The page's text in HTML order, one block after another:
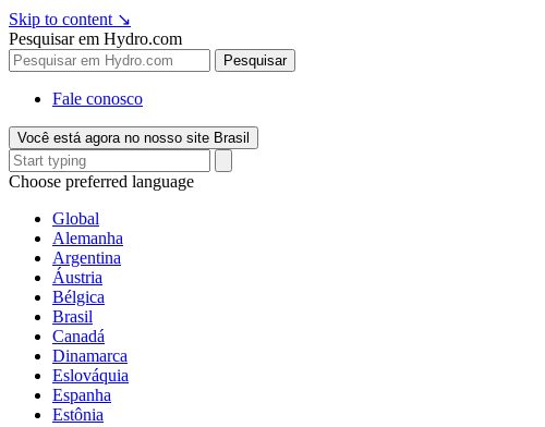
Skip to content ↘
Pesquisar em Hydro.com
Pesquisar
Fale conosco
Você está agora no nosso site Brasil
Choose preferred language
Global
Alemanha
Argentina
Áustria
Bélgica
Brasil
Canadá
Dinamarca
Eslováquia
Espanha
Estônia